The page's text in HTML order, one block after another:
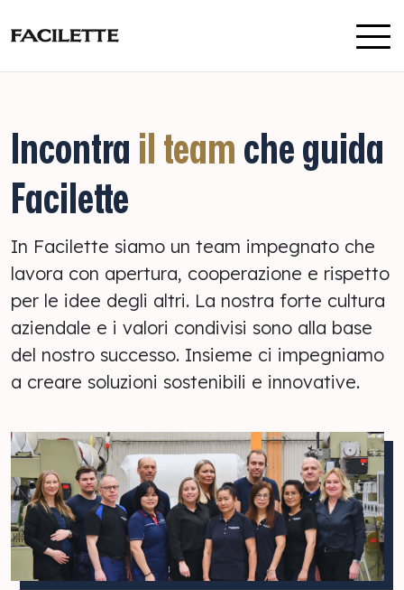
Incontra il team che guida
Facilette
In Facilette siamo un team impegnato che
lavora con apertura, cooperazione e rispetto
per le idee degli altri. La nostra forte cultura
aziendale e i valori condivisi sono alla base
del nostro successo. Insieme ci impegniamo
a creare soluzioni sostenibili e innovative.